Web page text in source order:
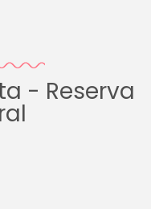
- Reserva